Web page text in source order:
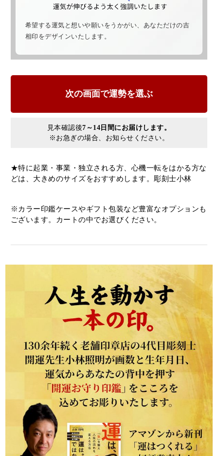
希望する運気と想いや願いをうかがい、あなただけの吉
相印をデザインいたします。
見本確認後7～14日間にお届けします。
※お急ぎの場合、お知らせください。
★特に起業・事業・独立される方、心機一転をはかる方な
どは、大きめのサイズをおすすめします。彫刻士小林
※カラー印鑑ケースやギフト包装など豊富なオプションも
ございます。カートの中でお選びください。